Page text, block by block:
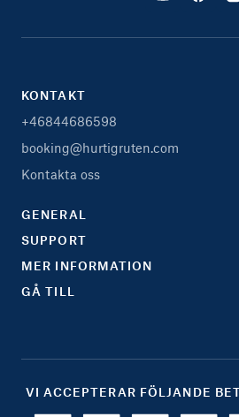
KONTAKT
+46844686598
booking@hurtigruten.com
Kontakta oss
GENERAL
SUPPORT
MER INFORMATION
GÅ TILL
VI ACCEPTERAR FÖLJANDE